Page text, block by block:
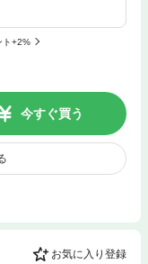
ト+2%
今すぐ買う
お気に入り登録